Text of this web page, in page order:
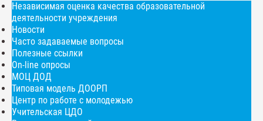
Независимая оценка качества образовательной
деятельности учреждения
Новости
Часто задаваемые вопросы
Полезные ссылки
On-line опросы
МОЦ ДОД
Типовая модель ДООРП
Центр по работе с молодежью
Учительская ЦДО